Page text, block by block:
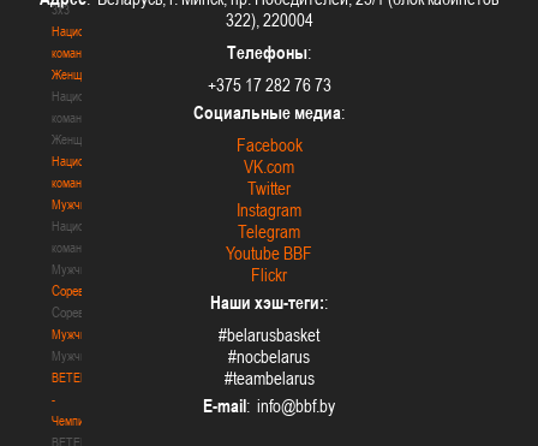
3х3
Национальная
команда.
Женщины
Национальная
команда.
Женщины
Национальная
команда.
Мужчины
Национальная
команда.
Мужчины
Соревнования
Соревнования
Мужчины
Мужчины
BETERA
-
Чемпионат
BETERA
322), 220004
Телефоны:
+375 17 282 76 73
Социальные медиа:
Facebook
VK.com
Twitter
Instagram
Telegram
Youtube BBF
Flickr
Наши хэш-теги::
#belarusbasket
#nocbelarus
#teambelarus
E-mail: